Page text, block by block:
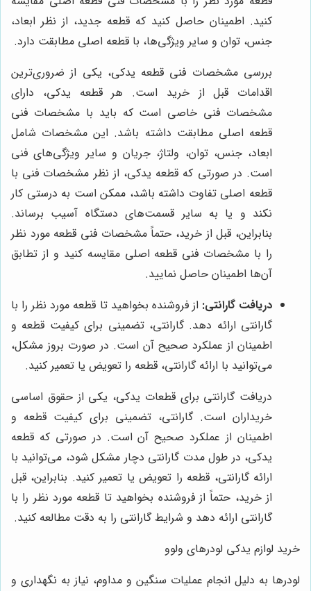
کنید. اطمینان حاصل کنید که قطعه جدید، از نظر ابعاد،
جنس، توان و سایر ویژگی‌ها، با قطعه اصلی مطابقت دارد.
بررسی مشخصات فنی قطعه یدکی، یکی از ضروری‌ترین
اقدامات قبل از خرید است. هر قطعه یدکی، دارای
مشخصات فنی خاصی است که باید با مشخصات فنی
قطعه اصلی مطابقت داشته باشد. این مشخصات شامل
ابعاد، جنس، توان، ولتاژ، جریان و سایر ویژگی‌های فنی
است. در صورتی که قطعه یدکی، از نظر مشخصات فنی با
قطعه اصلی تفاوت داشته باشد، ممکن است به درستی کار
نکند و یا به سایر قسمت‌های دستگاه آسیب برساند.
بنابراین، قبل از خرید، حتماً مشخصات فنی قطعه مورد نظر
را با مشخصات فنی قطعه اصلی مقایسه کنید و از تطابق
آن‌ها اطمینان حاصل نمایید.
دریافت گارانتی: از فروشنده بخواهید تا قطعه مورد نظر را با
گارانتی ارائه دهد. گارانتی، تضمینی برای کیفیت قطعه و
اطمینان از عملکرد صحیح آن است. در صورت بروز مشکل،
می‌توانید با ارائه گارانتی، قطعه را تعویض یا تعمیر کنید.
دریافت گارانتی برای قطعات یدکی، یکی از حقوق اساسی
خریداران است. گارانتی، تضمینی برای کیفیت قطعه و
اطمینان از عملکرد صحیح آن است. در صورتی که قطعه
یدکی، در طول مدت گارانتی دچار مشکل شود، می‌توانید با
ارائه گارانتی، قطعه را تعویض یا تعمیر کنید. بنابراین، قبل
از خرید، حتماً از فروشنده بخواهید تا قطعه مورد نظر را با
گارانتی ارائه دهد و شرایط گارانتی را به دقت مطالعه کنید.
خرید لوازم یدکی لودرهای ولوو
لودرها به دلیل انجام عملیات سنگین و مداوم، نیاز به نگهداری و